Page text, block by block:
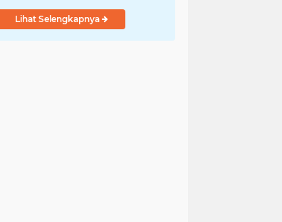
Lihat Selengkapnya